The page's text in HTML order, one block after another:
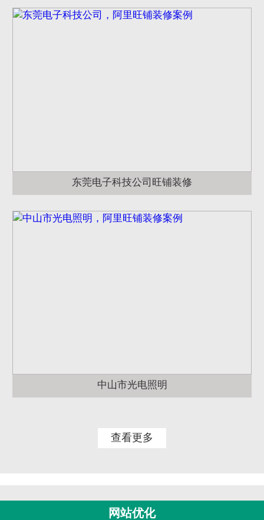
东莞电子科技公司旺铺装修
中山市光电照明
查看更多
网站优化